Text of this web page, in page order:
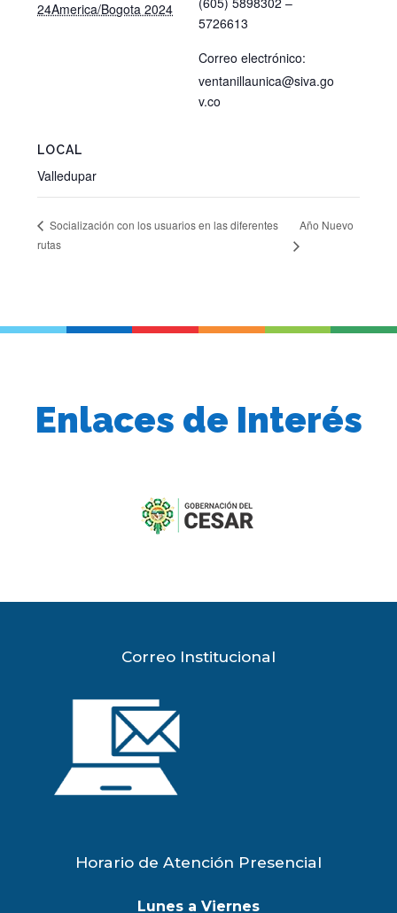
24America/Bogota 2024
LOCAL
Valledupar
5726613
Correo electrónico:
ventanillaunica@siva.go
v.co
Socialización con los usuarios en las diferentes
rutas
Año Nuevo
Enlaces de Interés
Correo Institucional
Horario de Atención Presencial
Lunes a Viernes